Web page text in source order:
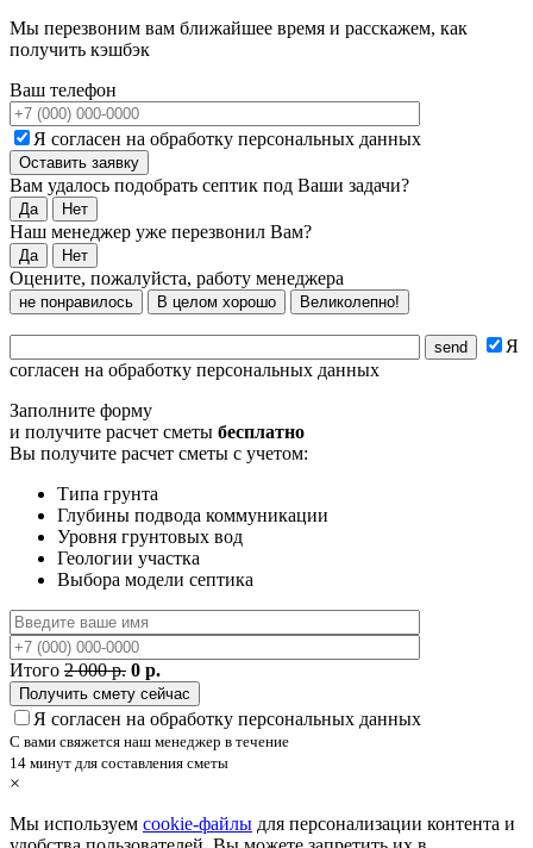
Мы перезвоним вам ближайшее время и расскажем, как
получить кэшбэк
Ваш телефон
Я согласен на обработку персональных данных
Вам удалось подобрать септик под Ваши задачи?
Да Нет
Наш менеджер уже перезвонил Вам?
Да Нет
Оцените, пожалуйста, работу менеджера
не понравилось В целом хорошо Великолепно!
Я
согласен на обработку персональных данных
Заполните форму
и получите расчет сметы бесплатно
Вы получите расчет сметы с учетом:
Типа грунта
Глубины подвода коммуникации
Уровня грунтовых вод
Геологии участка
Выбора модели септика
Итого 2 000 р. 0 р.
Я согласен на обработку персональных данных
С вами свяжется наш менеджер в течение
14 минут для составления сметы
×
Мы используем cookie-файлы для персонализации контента и